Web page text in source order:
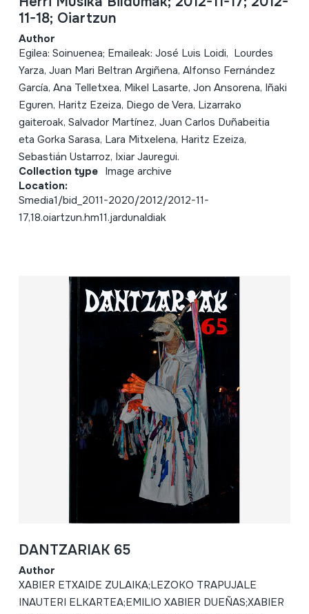
11-18; Oiartzun
Author
Egilea: Soinuenea; Emaileak: José Luis Loidi, Lourdes
Yarza, Juan Mari Beltran Argiñena, Alfonso Fernández
García, Ana Telletxea, Mikel Lasarte, Jon Ansorena, Iñaki
Eguren, Haritz Ezeiza, Diego de Vera, Lizarrako
gaiteroak, Salvador Martínez, Juan Carlos Duñabeitia
eta Gorka Sarasa, Lara Mitxelena, Haritz Ezeiza,
Sebastián Ustarroz, Ixiar Jauregui.
Collection type Image archive
Location:
Smedia1/bid_2011-2020/2012/2012-11-
17,18.oiartzun.hm11.jardunaldiak
DANTZARIAK 65
Author
XABIER ETXAIDE ZULAIKA;LEZOKO TRAPUJALE
INAUTERI ELKARTEA;EMILIO XABIER DUEÑAS;XABIER